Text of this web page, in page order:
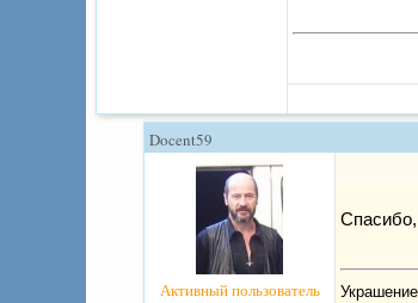
Docent59
Активный пользователь